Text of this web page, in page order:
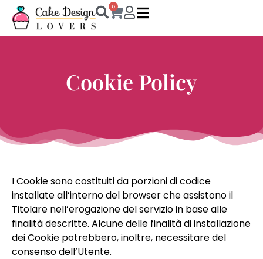
0
Cookie Policy
I Cookie sono costituiti da porzioni di codice
installate all’interno del browser che assistono il
Titolare nell’erogazione del servizio in base alle
finalità descritte. Alcune delle finalità di installazione
dei Cookie potrebbero, inoltre, necessitare del
consenso dell’Utente.